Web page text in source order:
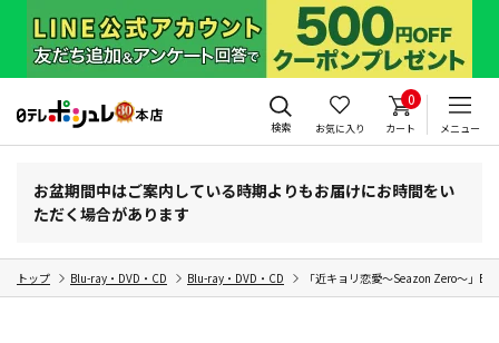
検索 お気に入り
0
カート メニュー
お盆期間中はご案内している時期よりもお届けにお時間をい
ただく場合があります
トップ Blu-ray・DVD・CD Blu-ray・DVD・CD 「近キョリ恋愛～Seazon Zero～」